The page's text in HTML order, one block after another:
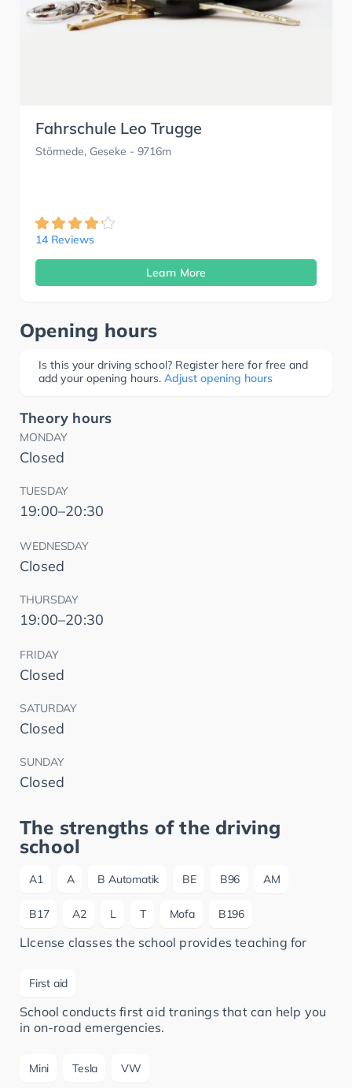
Fahrschule Leo Trugge
Störmede, Geseke - 9716m
14 Reviews
Learn More
Opening hours
Is this your driving school? Register here for free and
add your opening hours. Adjust opening hours
Theory hours
MONDAY
Closed
TUESDAY
19:00–20:30
WEDNESDAY
Closed
THURSDAY
19:00–20:30
FRIDAY
Closed
SATURDAY
Closed
SUNDAY
Closed
The strengths of the driving
school
A1 A B Automatik BE B96 AM
B17 A2 L T Mofa B196
LIcense classes the school provides teaching for
First aid
School conducts first aid tranings that can help you
in on-road emergencies.
Mini Tesla VW